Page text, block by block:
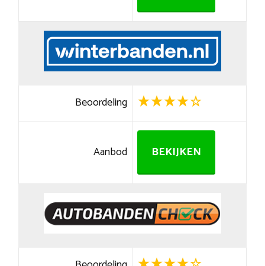
Beoordeling
Aanbod BEKIJKEN